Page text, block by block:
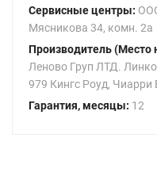
Сервисные центры:
Мясникова 34, комн. 2а
Производитель (Место
Леново Груп ЛТД.
979 Кингс Роуд, Чиарри
Гарантия, месяцы: 12